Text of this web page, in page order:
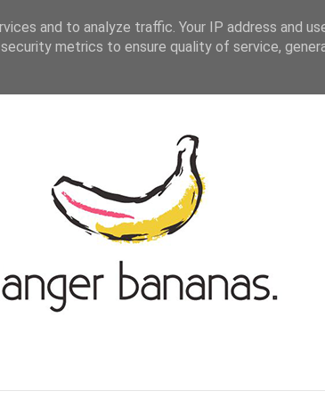
KONTAKT
and to analyze traffic. Your IP address and
metrics to ensure quality of service,